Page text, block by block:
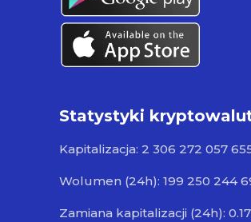
Statystyki
Kapitalizacja: 2 306 272 057
Wolumen (24h): 199 250 244
Zamiana kapitalizacji (24h):